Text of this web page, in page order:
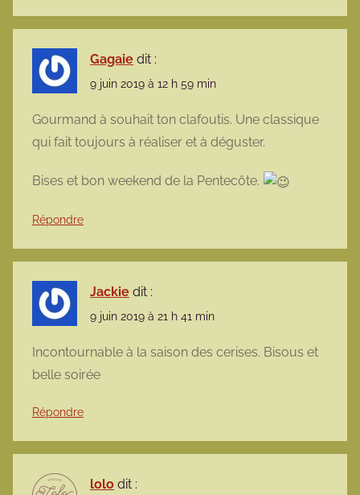
Gagaie dit :
9 juin 2019 à 12 h 59 min
Gourmand à souhait ton clafoutis. Une classique
qui fait toujours à réaliser et à déguster.
Bises et bon weekend de la Pentecôte.
Répondre
Jackie dit :
9 juin 2019 à 21 h 41 min
Incontournable à la saison des cerises. Bisous et
belle soirée
Répondre
lolo dit :